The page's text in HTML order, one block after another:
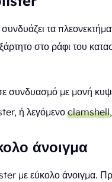
τα
στο ράφι του
συνδυασμό με μονή
ή λεγόμενο clamshell
άνοιγμα
με εύκολο άνοιγμα.